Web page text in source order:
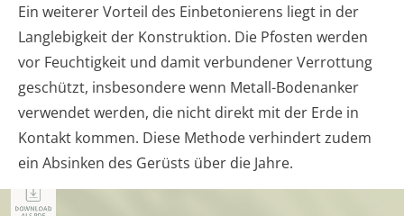
Ein weiterer Vorteil des Einbetonierens liegt in der
Langlebigkeit der Konstruktion. Die Pfosten werden
vor Feuchtigkeit und damit verbundener Verrottung
geschützt, insbesondere wenn Metall-Bodenanker
verwendet werden, die nicht direkt mit der Erde in
Kontakt kommen. Diese Methode verhindert zudem
ein Absinken des Gerüsts über die Jahre.